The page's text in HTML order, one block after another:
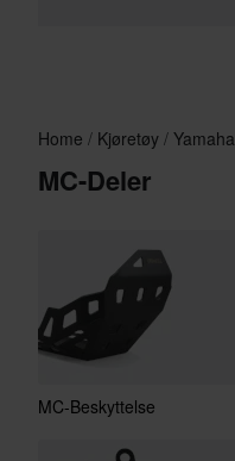
Home Kjøretøy Yamaha
MC-Deler
MC-Beskyttelse